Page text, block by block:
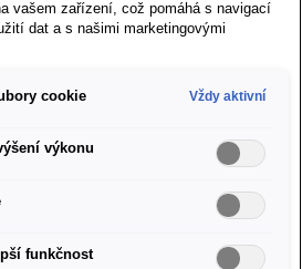
Speed Grip 5
vašem okolí
vašem zařízení, což pomáhá s navigací
dat a s našimi marketingovými
cookie Vždy aktivní
výkonu
funkčnost